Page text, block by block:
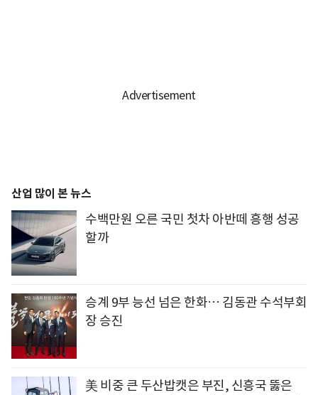
산업 많이 본 뉴스
수백만원 오른 국민 첫차 아반떼 흥행 성공
할까
승계 9부 능선 넘은 한화… 김동관 수석부회
장 승진
美 비중 큰 두산밥캣은 부진, 신흥국 뚫은